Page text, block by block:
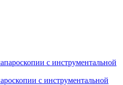
с инструментальной